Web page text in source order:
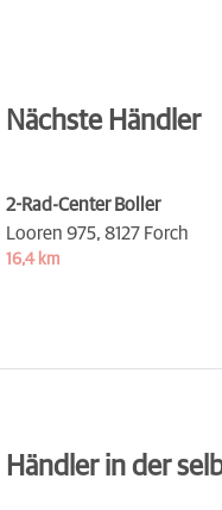
Nächste Händler
2-Rad-Center Boller
Looren 975, 8127 Forch
16,4 km
Händler in der